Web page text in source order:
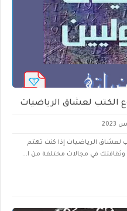
الكتب لعشاق الرياضيات
الرياضيات إذا كنت تهتم
في مجالات مختلفة من ا...